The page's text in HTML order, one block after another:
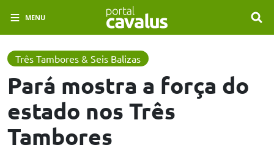
MENU
Três Tambores & Seis Balizas
Pará mostra a força do
estado nos Três
Tambores